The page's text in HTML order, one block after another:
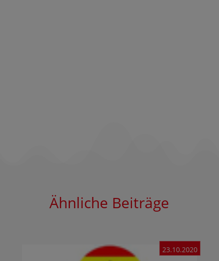
Ähnliche Beiträge
23.10.2020